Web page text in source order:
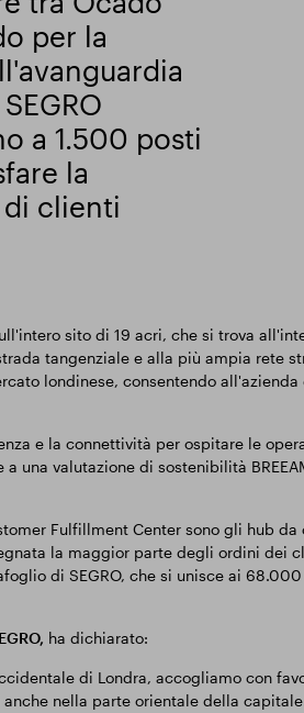
per la
a 1.500 posti
la
di clienti
sito di 19 acri, che si trova
tangenziale e alla più ampia rete
londinese, consentendo all'azienda
e la connettività per ospitare le
una valutazione di sostenibilità
Fulfillment Center sono gli hub da
la maggior parte degli ordini dei
di SEGRO, che si unisce ai
ha dichiarato:
di Londra, accogliamo con
nella parte orientale della